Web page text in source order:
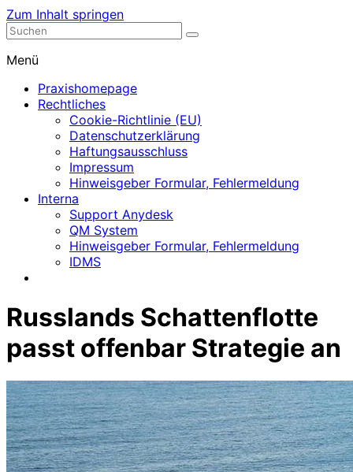
Zum Inhalt springen
Nephrologische Praxis mit Dialyse
Menü
Praxishomepage
Rechtliches
Cookie-Richtlinie (EU)
Datenschutzerklärung
Haftungsausschluss
Impressum
Hinweisgeber Formular, Fehlermeldung
Interna
Support Anydesk
QM System
Hinweisgeber Formular, Fehlermeldung
IDMS
Russlands Schattenflotte
passt offenbar Strategie an